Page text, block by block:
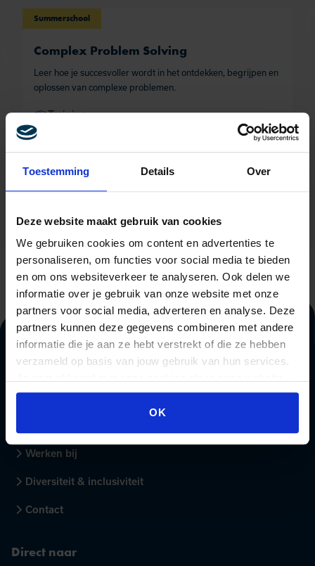
Toestemming Details Over
Deze website maakt gebruik van cookies
We gebruiken cookies om content en advertenties te
personaliseren, om functies voor social media te bieden
en om ons websiteverkeer te analyseren. Ook delen we
informatie over je gebruik van onze website met onze
partners voor social media, adverteren en analyse. Deze
partners kunnen deze gegevens combineren met andere
informatie die je aan ze hebt verstrekt of die ze hebben
verzameld op basis van jouw gebruik van hun services.
blijft gebruiken.
OK
Summerschool
Complex Problem Solving
Leer hoe je succesvoller wordt in het ontdekken, begrijpen en
oplossen van complexe problemen.
Training
895,-
Over Beeckestijn
Werken bij
Diversiteit & inclusiviteit
Contact
Direct naar